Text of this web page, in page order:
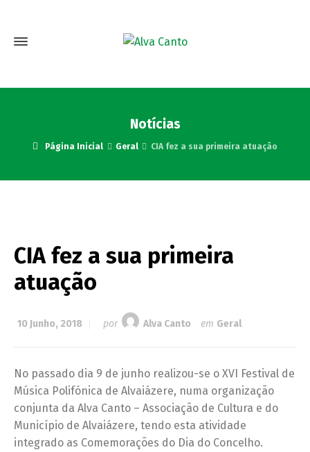
Notícias
Página Inicial Geral CIA fez a sua primeira atuação
CIA fez a sua primeira
atuação
10 Junho, 2018 por Alva Canto em Geral
No passado dia 9 de junho realizou-se o XVI Festival de
Música Polifónica de Alvaiázere, numa organização
conjunta da Alva Canto – Associação de Cultura e do
Município de Alvaiázere, tendo esta atividade
integrado as Comemorações do Dia do Concelho.